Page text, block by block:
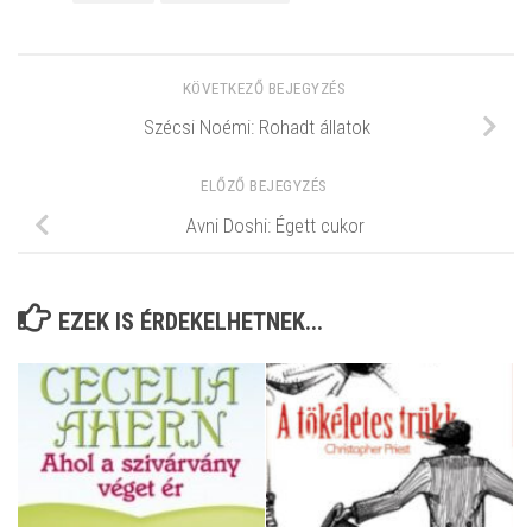
KÖVETKEZŐ BEJEGYZÉS
Szécsi Noémi: Rohadt állatok
ELŐZŐ BEJEGYZÉS
Avni Doshi: Égett cukor
EZEK IS ÉRDEKELHETNEK...